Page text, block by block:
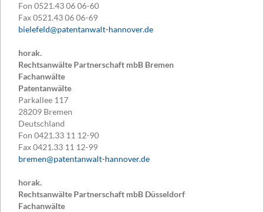
Fon 0521.43 06 06-60
Fax0521.43 06 06-69
bielefeld@patentanwalt-hannover.de
horak.
Rechtsanwälte Partnerschaft mbB Bremen
Fachanwälte
Patentanwälte
Parkallee 117
28209 Bremen
Deutschland
Fon 0421.33 11 12-90
Fax0421.33 11 12-99
bremen@patentanwalt-hannover.de
horak.
Rechtsanwälte Partnerschaft mbB Düsseldorf
Fachanwälte